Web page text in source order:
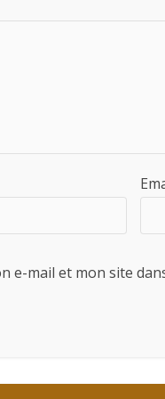
e-mail et mon site